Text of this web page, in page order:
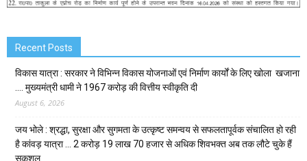
Recent Posts
विकास यात्रा : सरकार ने विभिन्न विकास योजनाओं एवं निर्माण कार्यों के लिए खोला खजाना
…. मुख्यमंत्री धामी ने ₹1967 करोड़ की वित्तीय स्वीकृति दी
August 6, 2026
जय भोले : श्रद्धा, सुरक्षा और सुगमता के उत्कृष्ट समन्वय से सफलतापूर्वक संचालित हो रही
है कांवड़ यात्रा … 2 करोड़ 19 लाख 70 हजार से अधिक शिवभक्त अब तक लौटे चुके हैं
सकुशल